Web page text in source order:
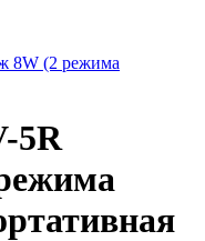
8W (2 режима
5R